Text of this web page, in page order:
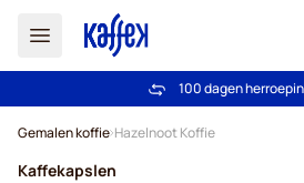
Gratis verzending
100 dagen
Gemalen koffie Hazelnoot Koffie
Kaffekapslen